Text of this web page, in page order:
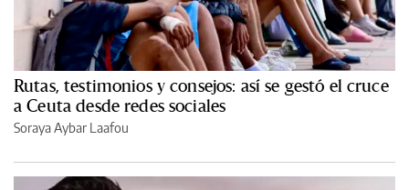
Rutas, testimonios y consejos: así se gestó el cruce
a Ceuta desde redes sociales
Soraya Aybar Laafou